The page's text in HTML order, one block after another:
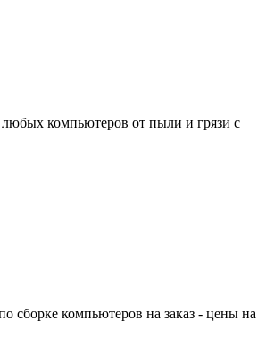
компьютеров от пыли и грязи с
сборке компьютеров на заказ - цены на